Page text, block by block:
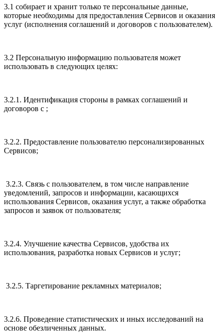
3.1 собирает и хранит только те персональные данные,
которые необходимы для предоставления Сервисов и оказания
услуг (исполнения соглашений и договоров с пользователем).
3.2 Персональную информацию пользователя может
использовать в следующих целях:
3.2.1. Идентификация стороны в рамках соглашений и
договоров с ;
3.2.2. Предоставление пользователю персонализированных
Сервисов;
3.2.3. Связь с пользователем, в том числе направление
уведомлений, запросов и информации, касающихся
использования Сервисов, оказания услуг, а также обработка
запросов и заявок от пользователя;
3.2.4. Улучшение качества Сервисов, удобства их
использования, разработка новых Сервисов и услуг;
3.2.5. Таргетирование рекламных материалов;
3.2.6. Проведение статистических и иных исследований на
основе обезличенных данных.